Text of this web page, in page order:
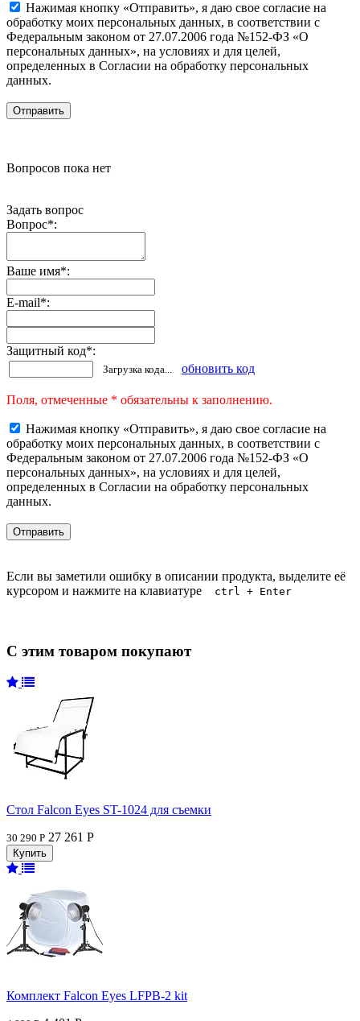
Нажимая кнопку «Отправить», я даю свое согласие на
обработку моих персональных данных, в соответствии с
Федеральным законом от 27.07.2006 года №152-ФЗ «О
персональных данных», на условиях и для целей,
определенных в Согласии на обработку персональных
данных.
Вопросов пока нет
Задать вопрос
Вопрос*:
Ваше имя*:
E-mail*:
Защитный код*:
Загрузка кода... обновить код
Поля, отмеченные * обязательны к заполнению.
Нажимая кнопку «Отправить», я даю свое согласие на
обработку моих персональных данных, в соответствии с
Федеральным законом от 27.07.2006 года №152-ФЗ «О
персональных данных», на условиях и для целей,
определенных в Согласии на обработку персональных
данных.
Если вы заметили ошибку в описании продукта, выделите её
курсором и нажмите на клавиатуре
ctrl + Enter
С этим товаром покупают
Стол Falcon Eyes ST-1024 для съемки
30 290 Р 27 261 Р
Комплект Falcon Eyes LFPB-2 kit